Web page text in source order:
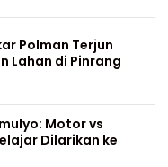
Polman Terjun
Lahan di Pinrang
Motor vs
Dilarikan ke